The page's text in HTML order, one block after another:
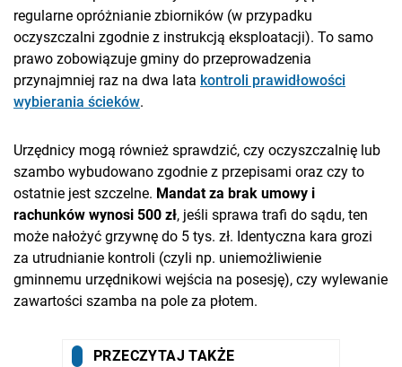
regularne opróżnianie zbiorników (w przypadku
oczyszczalni zgodnie z instrukcją eksploatacji). To samo
prawo zobowiązuje gminy do przeprowadzenia
przynajmniej raz na dwa lata kontroli prawidłowości
wybierania ścieków.
Urzędnicy mogą również sprawdzić, czy oczyszczalnię lub
szambo wybudowano zgodnie z przepisami oraz czy to
ostatnie jest szczelne. Mandat za brak umowy i
rachunków wynosi 500 zł, jeśli sprawa trafi do sądu, ten
może nałożyć grzywnę do 5 tys. zł. Identyczna kara grozi
za utrudnianie kontroli (czyli np. uniemożliwienie
gminnemu urzędnikowi wejścia na posesję), czy wylewanie
zawartości szamba na pole za płotem.